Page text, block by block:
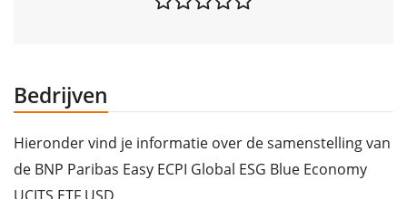
Bedrijven
Hieronder vind je informatie over de samenstelling van
de BNP Paribas Easy ECPI Global ESG Blue Economy